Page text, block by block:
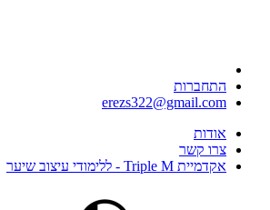
התחברות
erezs322@gmail.com
אודות
צרו קשר
אקדמיית Triple M - ללימודי עיצוב שיער